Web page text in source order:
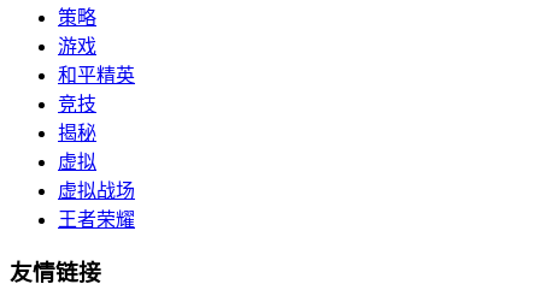
策略
游戏
和平精英
竞技
揭秘
虚拟
虚拟战场
王者荣耀
友情链接